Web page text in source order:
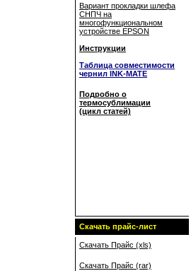
Вариант прокладки шлефа
СНПЧ на
многофункциональном
устройстве EPSON
Инструкции
Таблица совместимости
чернил INK-MATE
Подробно о
термосублимации
(цикл статей)
Скачать прайс-лист
Скачать Прайс (xls)
Скачать Прайс (rar)